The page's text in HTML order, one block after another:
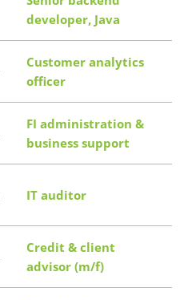
developer, Java
Customer analytics
officer
FI administration &
business support
IT auditor
Credit & client
advisor (m/f)